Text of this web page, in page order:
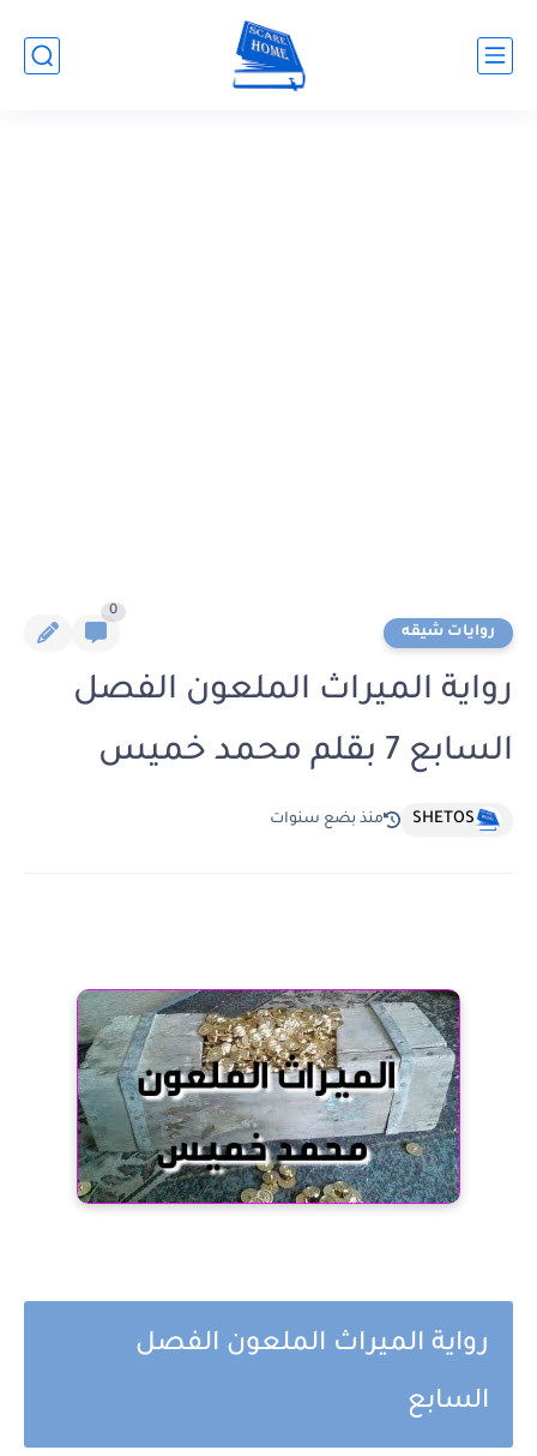
روايات شيقه
0
رواية الميراث الملعون الفصل
السابع 7 بقلم محمد خميس
SHETOS منذ بضع سنوات
رواية الميراث الملعون الفصل
السابع